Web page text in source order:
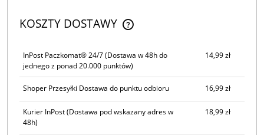
KOSZTY DOSTAWY
CENA NIE ZAWIERA EWENTUALNYCH KOSZTÓW PŁATNOŚCI
InPost Paczkomat® 24/7(Dostawa w 48h do
jednego z ponad 20.000 punktów)
14,99 zł
Shoper Przesyłki Dostawa do punktu odbioru 16,99 zł
Kurier InPost(Dostawa pod wskazany adres w
48h)
18,99 zł